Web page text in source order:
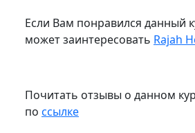
Если Вам понравился данный
может заинтересовать Rajah
Почитать отзывы о данном
по ссылке